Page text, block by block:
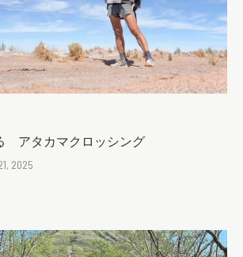
アタカマクロッシング
2025